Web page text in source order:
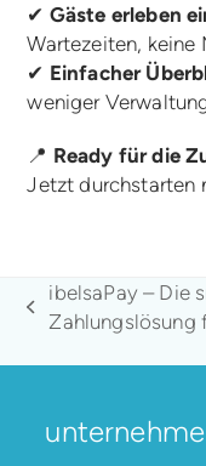
✔ Gäste erleben
Wartezeiten, keine
✔ Einfacher
weniger
📍 Ready für die
Jetzt durchstarten
vorheriger
ibelsaPay – Die
Zahlungslösung